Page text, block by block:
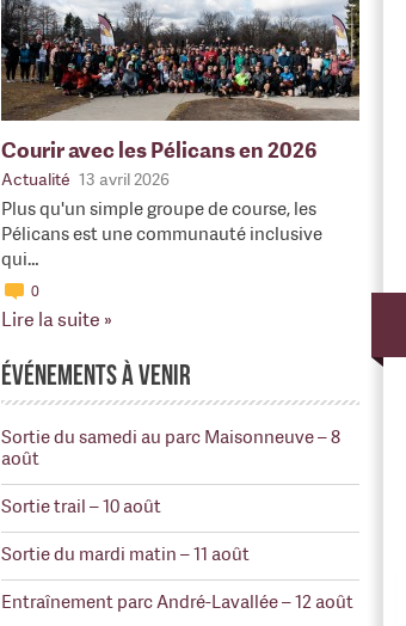
Courir avec les Pélicans en 2026
Actualité 13 avril 2026
Plus qu'un simple groupe de course, les
Pélicans est une communauté inclusive
qui…
0
Lire la suite »
Événements à venir
Sortie du samedi au parc Maisonneuve – 8
août
Sortie trail – 10 août
Sortie du mardi matin – 11 août
Entraînement parc André-Lavallée – 12 août